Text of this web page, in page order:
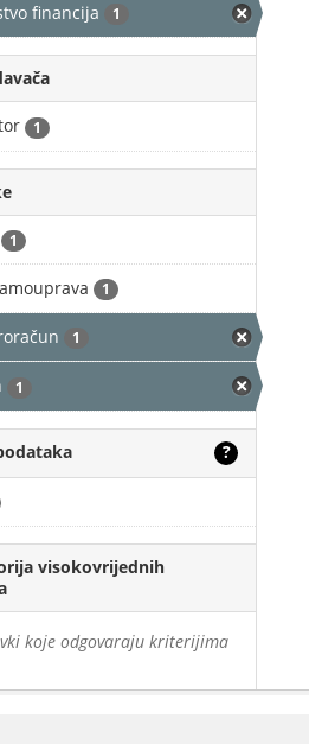
financija 1
1
1
1
1
1
?
visokovrijednih
koje odgovaraju kriterijima